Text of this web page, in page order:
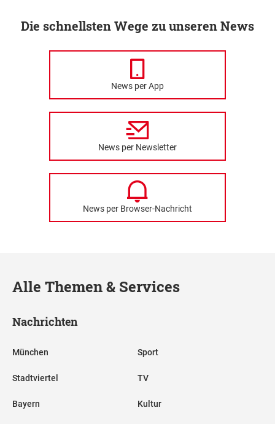
Die schnellsten Wege zu unseren News
News per App
News per Newsletter
News per Browser-Nachricht
Alle Themen & Services
Nachrichten
München
Stadtviertel
Bayern
Sport
TV
Kultur